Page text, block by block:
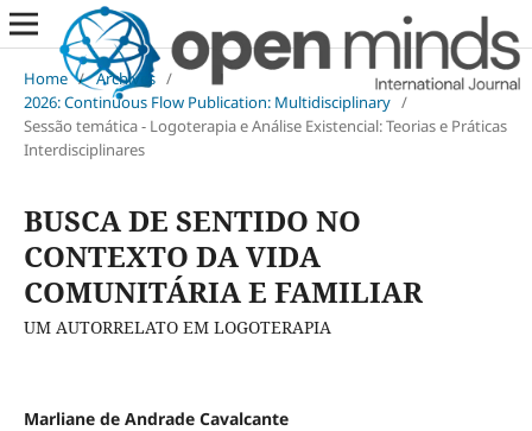
Home / Archives /
2026: Continuous Flow Publication: Multidisciplinary /
Sessão temática - Logoterapia e Análise Existencial: Teorias e Práticas
Interdisciplinares
BUSCA DE SENTIDO NO
CONTEXTO DA VIDA
COMUNITÁRIA E FAMILIAR
UM AUTORRELATO EM LOGOTERAPIA
Marliane de Andrade Cavalcante